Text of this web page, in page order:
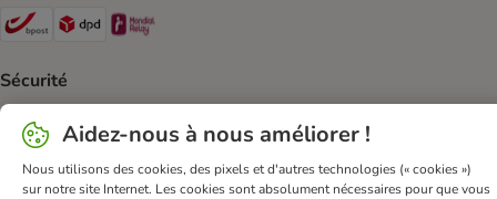
Bpost Shipping Method
DPD Shipping Method
Sécurité
Aidez-nous à nous améliorer !
Nous utilisons des cookies, des pixels et d'autres technologies (« cookies »)
sur notre site Internet. Les cookies sont absolument nécessaires pour que vous